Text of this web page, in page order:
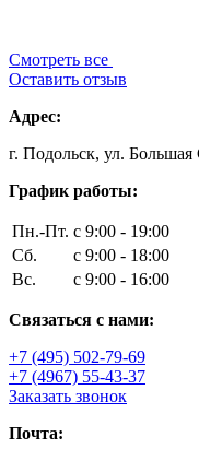
Смотреть все
Оставить отзыв
Адрес:
г. Подольск, ул.
График работы:
Пн.-Пт. с 9:00 - 19:00
Сб.
с 9:00 - 18:00
Вс.
с 9:00 - 16:00
Связаться с нами:
+7 (495) 502-79-69
+7 (4967) 55-43-37
Заказать звонок
Почта: